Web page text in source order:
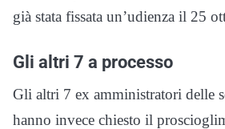
già stata fissata un’udienza il 25
Gli altri 7 a processo
Gli altri 7 ex amministratori delle
hanno invece chiesto il